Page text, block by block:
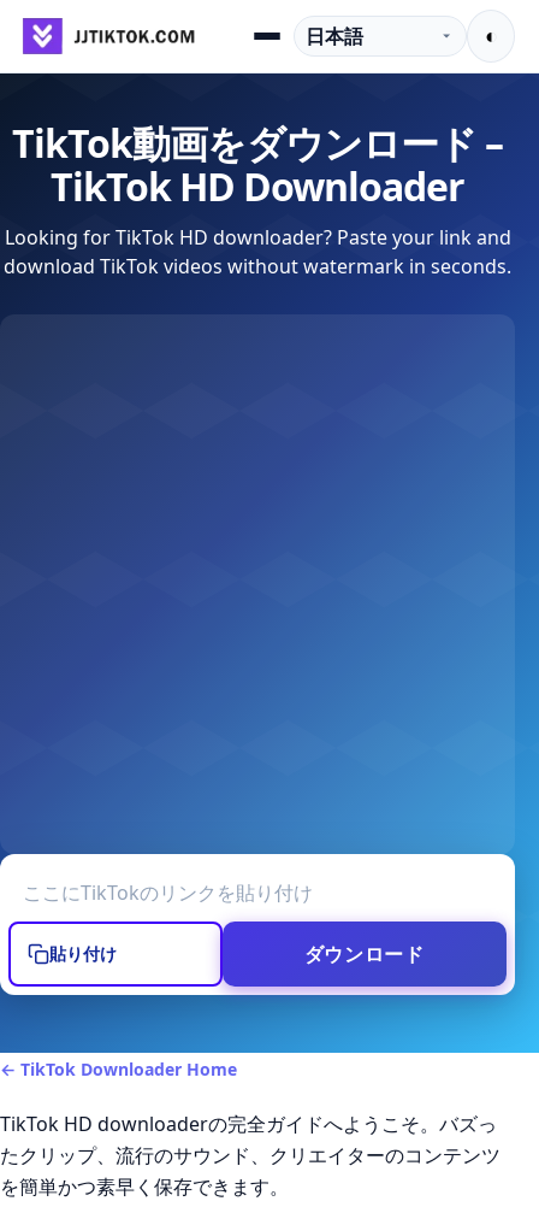
コンテンツへスキップ
Menu言語 ◐
TikTok動画をダウンロード –
TikTok HD Downloader
Looking for TikTok HD downloader? Paste your link and
download TikTok videos without watermark in seconds.
貼り付け ダウンロード
← TikTok Downloader Home
TikTok HD downloaderの完全ガイドへようこそ。バズっ
たクリップ、流行のサウンド、クリエイターのコンテンツ
を簡単かつ素早く保存できます。